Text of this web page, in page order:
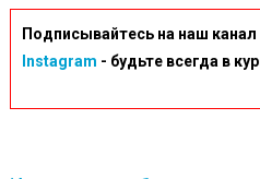
Подписывайтесь на наш канал
Instagram - будьте всегда в